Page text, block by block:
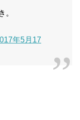
。
年5月17